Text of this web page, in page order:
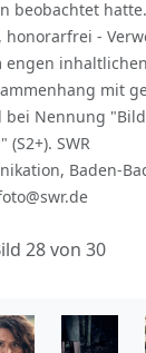
beobachtet
honorarfrei -
engen
mit
bei Nennung
SWR
Baden-
28 von 30